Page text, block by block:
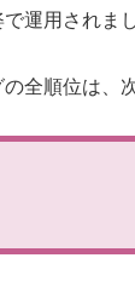
運用されま
全順位は、